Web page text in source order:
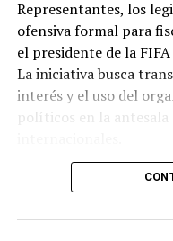
seguirá siendo el líder
estas 4 primeras
Barcelona se
Representantes, los
ofensiva formal para
el presidente de la
La iniciativa busca
interés y el uso del
políticos en la antesala
El comité ha
completo con registros